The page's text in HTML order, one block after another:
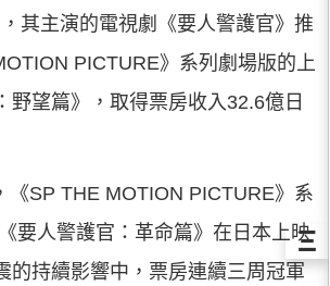
其主演的電視劇《要人警護官》推
PICTURE》系列劇場版的上
野望篇》，取得票房收入32.6億日
《SP THE MOTION PICTURE》系
要人警護官：革命篇》在日本上映
的持續影響中，票房連續三周冠軍
Ξ